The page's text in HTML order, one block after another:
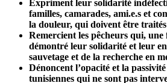
Expriment leur solidarité
familles, camarades, ami.e.s et
la douleur, qui doivent être
Remercient les pêcheurs qui, une
démontré leur solidarité et leur
sauvetage et de la recherche en
Dénoncent l’opacité et la
tunisiennes qui ne sont pas